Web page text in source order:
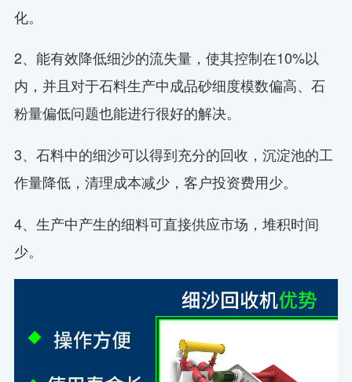
化。
2、能有效降低细沙的流失量，使其控制在10%以
内，并且对于石料生产中成品砂细度模数偏高、石
粉量偏低问题也能进行很好的解决。
3、石料中的细沙可以得到充分的回收，沉淀池的工
作量降低，清理成本减少，客户投资费用少。
4、生产中产生的细料可直接供应市场，堆积时间
少。